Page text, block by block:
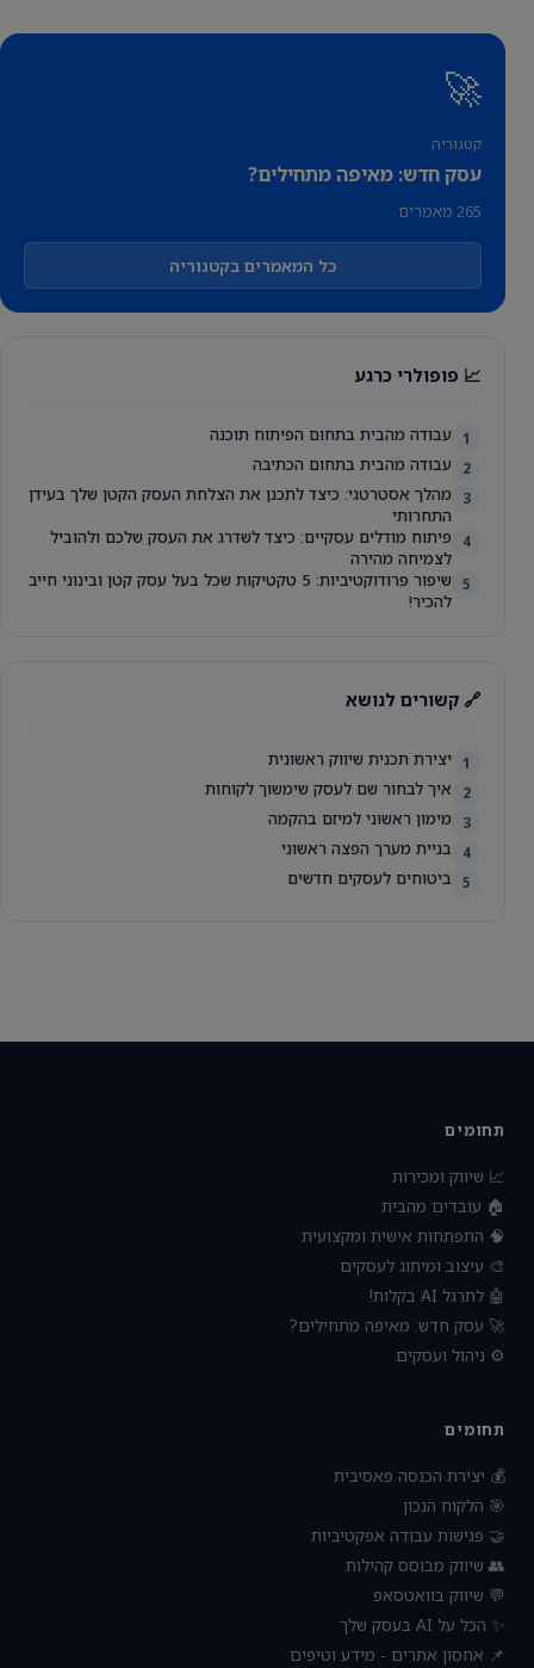
🚀
קטגוריה
עסק חדש: מאיפה מתחילים?
265 מאמרים
כל המאמרים בקטגוריה
📈 פופולרי כרגע
1 עבודה מהבית בתחום הפיתוח תוכנה
2 עבודה מהבית בתחום הכתיבה
3
מהלך אסטרטגי: כיצד לתכנן את הצלחת העסק הקטן שלך בעידן
התחרותי
4
פיתוח מודלים עסקיים: כיצד לשדרג את העסק שלכם ולהוביל
לצמיחה מהירה
5
שיפור פרודוקטיביות: 5 טקטיקות שכל בעל עסק קטן ובינוני חייב
להכיר!
🔗 קשורים לנושא
1 יצירת תכנית שיווק ראשונית
2 איך לבחור שם לעסק שימשוך לקוחות
3 מימון ראשוני למיזם בהקמה
4 בניית מערך הפצה ראשוני
5 ביטוחים לעסקים חדשים
תחומים
📈 שיווק ומכירות
🏠 עובדים מהבית
🧠 התפתחות אישית ומקצועית
🎨 עיצוב ומיתוג לעסקים
🤖 לתרגל AI בקלות!
🚀 עסק חדש: מאיפה מתחילים?
⚙️ ניהול ועסקים
תחומים
💰 יצירת הכנסה פאסיבית
🎯 הלקוח הנכון
🤝 פגישות עבודה אפקטיביות
👥 שיווק מבוסס קהילות
💬 שיווק בוואטסאפ
✨ הכל על AI בעסק שלך
📌 אחסון אתרים - מידע וטיפים